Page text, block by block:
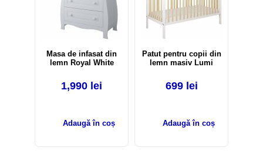
Masa de infasat din
lemn Royal White
1,990 lei
Adaugă în coș
Patut pentru copii din
lemn masiv Lumi
699 lei
Adaugă în coș